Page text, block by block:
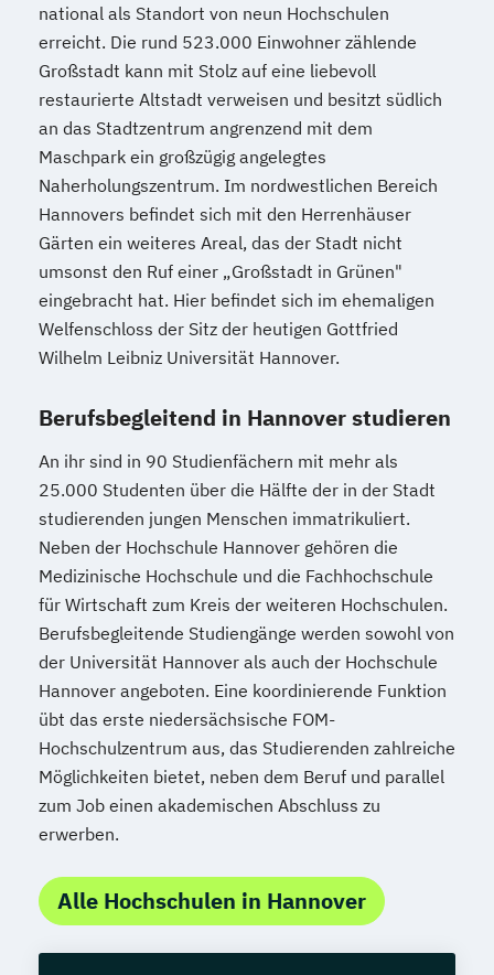
national als Standort von neun Hochschulen
erreicht. Die rund 523.000 Einwohner zählende
Großstadt kann mit Stolz auf eine liebevoll
restaurierte Altstadt verweisen und besitzt südlich
an das Stadtzentrum angrenzend mit dem
Maschpark ein großzügig angelegtes
Naherholungszentrum. Im nordwestlichen Bereich
Hannovers befindet sich mit den Herrenhäuser
Gärten ein weiteres Areal, das der Stadt nicht
umsonst den Ruf einer „Großstadt in Grünen"
eingebracht hat. Hier befindet sich im ehemaligen
Welfenschloss der Sitz der heutigen Gottfried
Wilhelm Leibniz Universität Hannover.
Berufsbegleitend in Hannover studieren
An ihr sind in 90 Studienfächern mit mehr als
25.000 Studenten über die Hälfte der in der Stadt
studierenden jungen Menschen immatrikuliert.
Neben der Hochschule Hannover gehören die
Medizinische Hochschule und die Fachhochschule
für Wirtschaft zum Kreis der weiteren Hochschulen.
Berufsbegleitende Studiengänge werden sowohl von
der Universität Hannover als auch der Hochschule
Hannover angeboten. Eine koordinierende Funktion
übt das erste niedersächsische FOM-
Hochschulzentrum aus, das Studierenden zahlreiche
Möglichkeiten bietet, neben dem Beruf und parallel
zum Job einen akademischen Abschluss zu
erwerben.
Alle Hochschulen in Hannover